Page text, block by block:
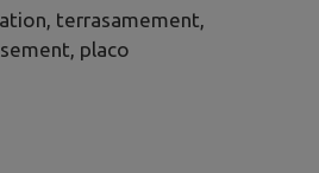
terrasamement,
placo